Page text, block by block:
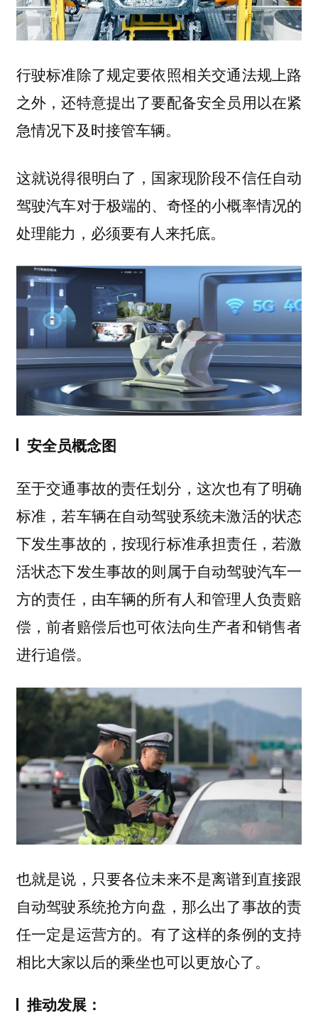
行驶标准除了规定要依照相关交通法规上路
之外，还特意提出了要配备安全员用以在紧
急情况下及时接管车辆。
这就说得很明白了，国家现阶段不信任自动
驾驶汽车对于极端的、奇怪的小概率情况的
处理能力，必须要有人来托底。
安全员概念图
至于交通事故的责任划分，这次也有了明确
标准，若车辆在自动驾驶系统未激活的状态
下发生事故的，按现行标准承担责任，若激
活状态下发生事故的则属于自动驾驶汽车一
方的责任，由车辆的所有人和管理人负责赔
偿，前者赔偿后也可依法向生产者和销售者
进行追偿。
也就是说，只要各位未来不是离谱到直接跟
自动驾驶系统抢方向盘，那么出了事故的责
任一定是运营方的。有了这样的条例的支持
相比大家以后的乘坐也可以更放心了。
推动发展：